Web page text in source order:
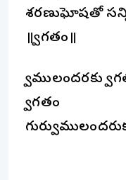
శరణుఘోషతో
॥స్వాగతం॥
స్వాములందరకు
స్వాగతం